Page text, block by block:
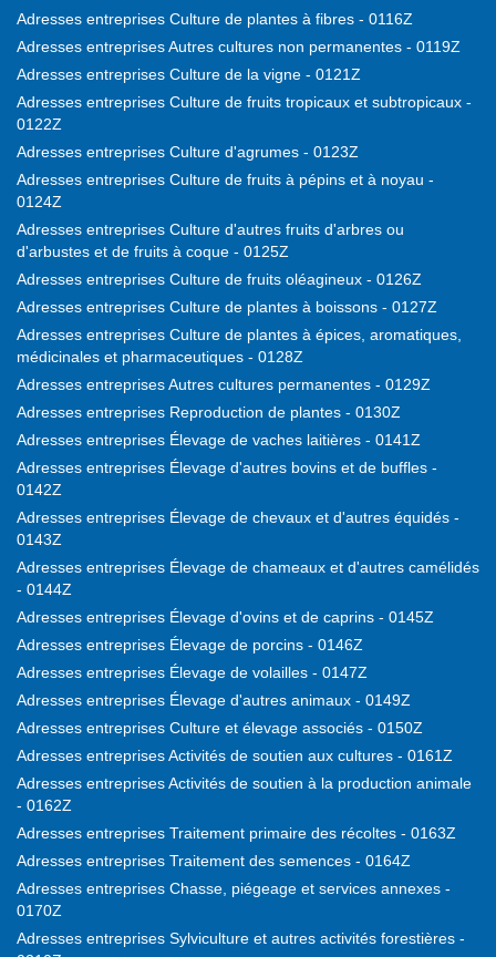
Adresses entreprises Culture de plantes à fibres - 0116Z
Adresses entreprises Autres cultures non permanentes - 0119Z
Adresses entreprises Culture de la vigne - 0121Z
Adresses entreprises Culture de fruits tropicaux et subtropicaux -
0122Z
Adresses entreprises Culture d'agrumes - 0123Z
Adresses entreprises Culture de fruits à pépins et à noyau -
0124Z
Adresses entreprises Culture d'autres fruits d'arbres ou
d'arbustes et de fruits à coque - 0125Z
Adresses entreprises Culture de fruits oléagineux - 0126Z
Adresses entreprises Culture de plantes à boissons - 0127Z
Adresses entreprises Culture de plantes à épices, aromatiques,
médicinales et pharmaceutiques - 0128Z
Adresses entreprises Autres cultures permanentes - 0129Z
Adresses entreprises Reproduction de plantes - 0130Z
Adresses entreprises Élevage de vaches laitières - 0141Z
Adresses entreprises Élevage d'autres bovins et de buffles -
0142Z
Adresses entreprises Élevage de chevaux et d'autres équidés -
0143Z
Adresses entreprises Élevage de chameaux et d'autres camélidés
- 0144Z
Adresses entreprises Élevage d'ovins et de caprins - 0145Z
Adresses entreprises Élevage de porcins - 0146Z
Adresses entreprises Élevage de volailles - 0147Z
Adresses entreprises Élevage d'autres animaux - 0149Z
Adresses entreprises Culture et élevage associés - 0150Z
Adresses entreprises Activités de soutien aux cultures - 0161Z
Adresses entreprises Activités de soutien à la production animale
- 0162Z
Adresses entreprises Traitement primaire des récoltes - 0163Z
Adresses entreprises Traitement des semences - 0164Z
Adresses entreprises Chasse, piégeage et services annexes -
0170Z
Adresses entreprises Sylviculture et autres activités forestières -